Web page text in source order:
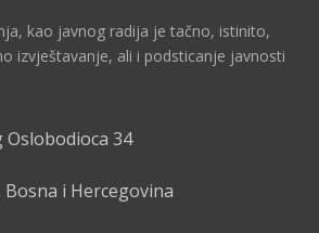
kao javnog radija je tačno, istinito,
izvještavanje, ali i podsticanje javnosti
Oslobodioca 34
i Hercegovina